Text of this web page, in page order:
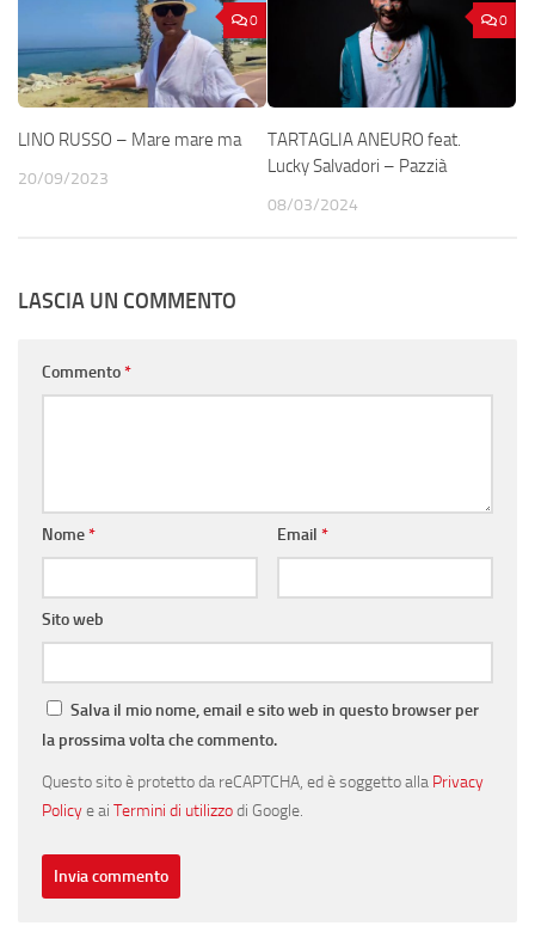
0
LINO RUSSO – Mare mare ma
20/09/2023
0
TARTAGLIA ANEURO feat.
Lucky Salvadori – Pazzià
08/03/2024
LASCIA UN COMMENTO
Commento*
Nome* Email *
Sito web
Salva il mio nome, email e sito web in questo browser per
la prossima volta che commento.
Questo sito è protetto da reCAPTCHA, ed è soggetto alla Privacy
Policye ai Termini di utilizzodi Google.